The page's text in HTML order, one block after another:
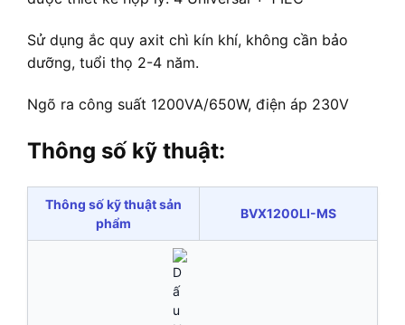
Sử dụng ắc quy axit chì kín khí, không cần bảo
dưỡng, tuổi thọ 2-4 năm.
Ngõ ra công suất 1200VA/650W, điện áp 230V
Thông số kỹ thuật:
Thông số kỹ thuật sản
phẩm
BVX1200LI-MS